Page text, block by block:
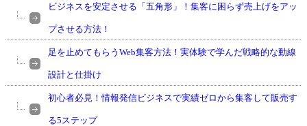
ビジネスを安定させる「五角形」！集客に困らず売上げをアッ
プさせる方法！
足を止めてもらうWeb集客方法！実体験で学んだ戦略的な動線
設計と仕掛け
初心者必見！情報発信ビジネスで実績ゼロから集客して販売す
る5ステップ